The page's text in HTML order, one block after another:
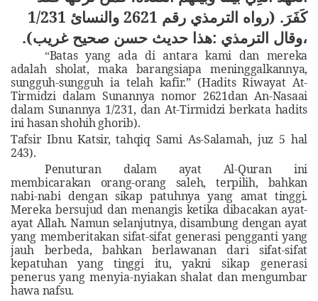
كَفَرَ. (رواه الترمذي رقم 2621 والنسائ 1/231
،وقال الترمذي :هذا حديث حسن صحيح غريب).
“Batas yang ada di antara kami dan mereka
adalah sholat, maka barangsiapa meninggalkannya,
sungguh-sungguh ia telah kafir.” (Hadits Riwayat At-
Tirmidzi dalam Sunannya nomor 2621dan An-Nasaai
dalam Sunannya 1/231, dan At-Tirmidzi berkata hadits
ini hasan shohih ghorib).
Tafsir Ibnu Katsir, tahqiq Sami As-Salamah, juz 5 hal
243).
Penuturan dalam ayat Al-Quran ini
membicarakan orang-orang saleh, terpilih, bahkan
nabi-nabi dengan sikap patuhnya yang amat tinggi.
Mereka bersujud dan menangis ketika dibacakan ayat-
ayat Allah. Namun selanjutnya, disambung dengan ayat
yang memberitakan sifat-sifat generasi pengganti yang
jauh berbeda, bahkan berlawanan dari sifat-sifat
kepatuhan yang tinggi itu, yakni sikap generasi
penerus yang menyia-nyiakan shalat danmengumbar
hawa nafsu.